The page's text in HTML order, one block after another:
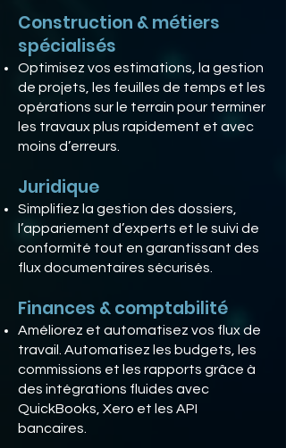
Construction & métiers
spécialisés
Optimisez vos estimations, la gestion
de projets, les feuilles de temps et les
opérations sur le terrain pour terminer
les travaux plus rapidement et avec
moins d’erreurs.
Juridique
Simplifiez la gestion des dossiers,
l’appariement d’experts et le suivi de
conformité tout en garantissant des
flux documentaires sécurisés.
Finances & comptabilité
Améliorez et automatisez vos flux de
travail. Automatisez les budgets, les
commissions et les rapports grâce à
des intégrations fluides avec
QuickBooks, Xero et les API
bancaires.